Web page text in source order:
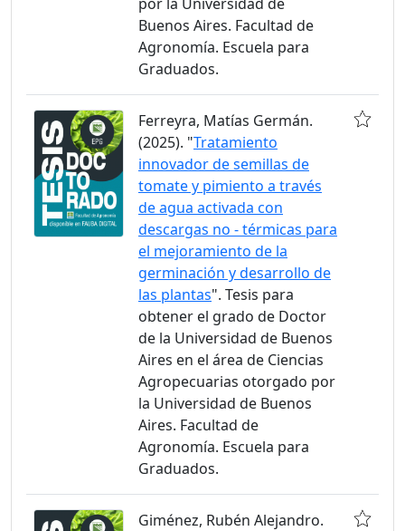
Buenos Aires. Facultad de
Agronomía. Escuela para
Graduados.
Ferreyra, Matías Germán.
(2025). "Tratamiento
innovador de semillas de
tomate y pimiento a través
de agua activada con
descargas no - térmicas para
el mejoramiento de la
germinación y desarrollo de
las plantas". Tesis para
obtener el grado de Doctor
de la Universidad de Buenos
Aires en el área de Ciencias
Agropecuarias otorgado por
la Universidad de Buenos
Aires. Facultad de
Agronomía. Escuela para
Graduados.
Giménez, Rubén Alejandro.